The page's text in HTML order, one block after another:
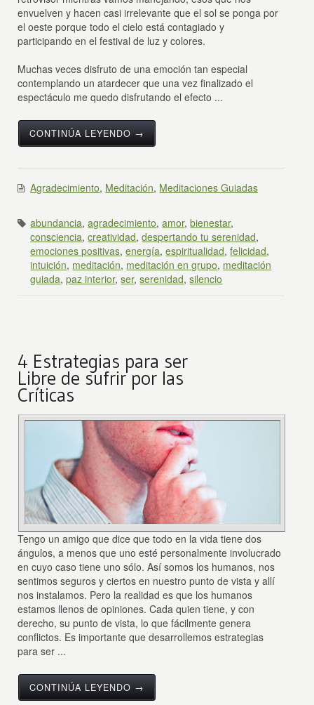
envuelven y hacen casi irrelevante que el sol se ponga por
el oeste porque todo el cielo está contagiado y
participando en el festival de luz y colores.
Muchas veces disfruto de una emoción tan especial
contemplando un atardecer que una vez finalizado el
espectáculo me quedo disfrutando el efecto ...
CONTINÚA LEYENDO →
Agradecimiento, Meditación, Meditaciones Guiadas
abundancia,agradecimiento,amor,bienestar,
consciencia,creatividad,despertando tu serenidad,
emociones positivas,energía,espiritualidad,felicidad,
intuición, meditación, meditación en grupo, meditación
guiada,paz interior,ser,serenidad,silencio
4 Estrategias para ser
Libre de sufrir por las
Críticas
Tengo un amigo que dice que todo en la vida tiene dos
ángulos, a menos que uno esté personalmente involucrado
en cuyo caso tiene uno sólo. Así somos los humanos, nos
sentimos seguros y ciertos en nuestro punto de vista y allí
nos instalamos. Pero la realidad es que los humanos
estamos llenos de opiniones. Cada quien tiene, y con
derecho, su punto de vista, lo que fácilmente genera
conflictos. Es importante que desarrollemos estrategias
para ser ...
CONTINÚA LEYENDO →